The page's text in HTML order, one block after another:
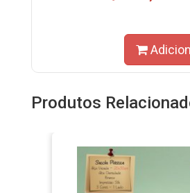
Produtos